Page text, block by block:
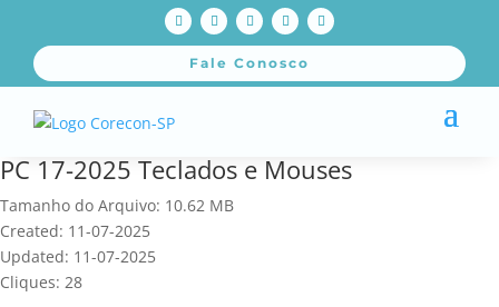
Fale Conosco
PC 17-2025 Teclados e Mouses
Tamanho do Arquivo: 10.62 MB
Created: 11-07-2025
Updated: 11-07-2025
Cliques: 28